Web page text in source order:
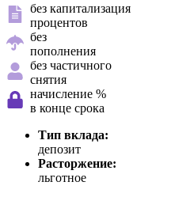
без капитализация
процентов
без
пополнения
без частичного
снятия
начисление %
в конце срока
Тип вклада:
депозит
Расторжение:
льготное